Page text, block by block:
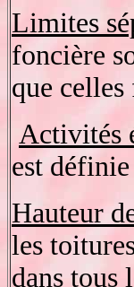
Limites
foncière
que
Activités
est
Hauteur
les
dans tous